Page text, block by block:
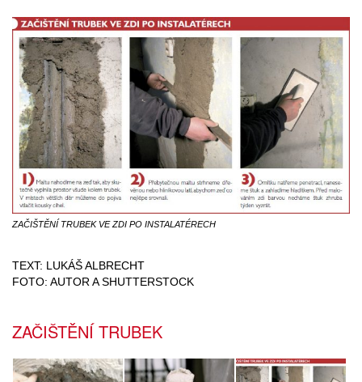
ZAČIŠTĚNÍ TRUBEK VE ZDI PO INSTALATÉRECH
TEXT: LUKÁŠ ALBRECHT
FOTO: AUTOR A SHUTTERSTOCK
ZAČIŠTĚNÍ TRUBEK